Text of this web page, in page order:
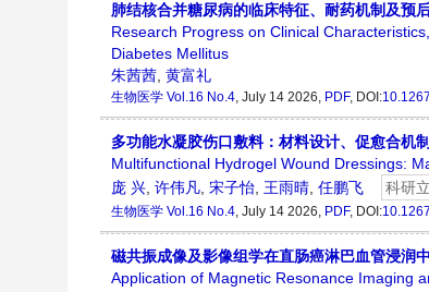
肺结核合并糖尿病的临床特征、耐药机制及预
Research Progress on Clinical
Diabetes Mellitus
朱茜茜, 黄富礼
生物医学 Vol.16 No.4, July 14 2026, PDF, DOI:
多功能水凝胶伤口敷料：材料设计、促愈合机
Multifunctional Hydrogel Wound Dressings:
庞 兴, 许伟凡, 宋子怡, 王雨晴, 任鹏飞 科研
生物医学 Vol.16 No.4, July 14 2026, PDF, DOI:
磁共振成像及影像组学在直肠癌淋巴血管浸润
Application of Magnetic Resonance Imaging